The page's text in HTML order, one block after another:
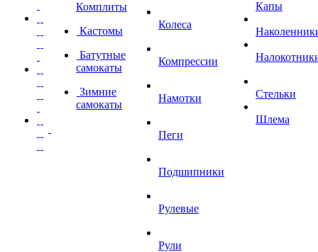
Комплиты
Кастомы
Батутные
самокаты
Зимние
самокаты
Колеса
Компрессии
Намотки
Пеги
Подшипники
Рулевые
Рули
Капы
Стельки
Шлема